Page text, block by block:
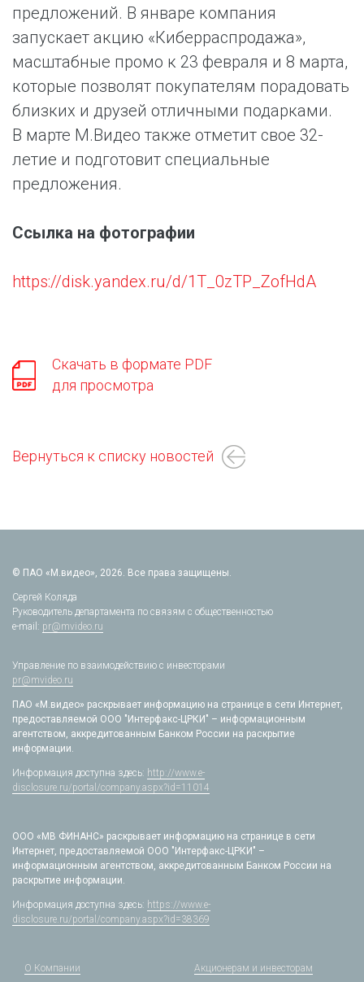
предложений. В январе компания
запускает акцию «Киберраспродажа»,
масштабные промо к 23 февраля и 8 марта,
которые позволят покупателям порадовать
близких и друзей отличными подарками.
В марте М.Видео также отметит свое 32-
летие и подготовит специальные
предложения.
Ссылка на фотографии
https://disk.yandex.ru/d/1T_0zTP_ZofHdA
Скачать в формате PDF
для просмотра
Вернуться к списку новостей
© ПАО «М.видео», 2026. Все права защищены.
Сергей Коляда
Руководитель департамента по связям с общественностью
e-mail: pr@mvideo.ru
Управление по взаимодействию с инвесторами
pr@mvideo.ru
ПАО «М.видео» раскрывает информацию на странице в сети Интернет,
предоставляемой ООО "Интерфакс-ЦРКИ" – информационным
агентством, аккредитованным Банком России на раскрытие
информации.
Информация доступна здесь: http://www.e-
disclosure.ru/portal/company.aspx?id=11014
ООО «МВ ФИНАНС» раскрывает информацию на странице в сети
Интернет, предоставляемой ООО "Интерфакс-ЦРКИ" –
информационным агентством, аккредитованным Банком России на
раскрытие информации.
Информация доступна здесь: https://www.e-
disclosure.ru/portal/company.aspx?id=38369
О Компании Акционерам и инвесторам